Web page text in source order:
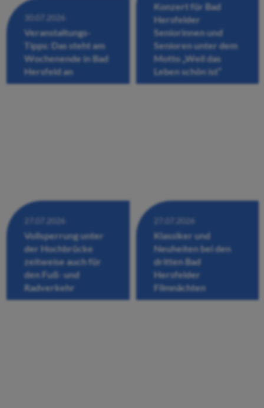
30.07.2026
Veranstaltungs-
Tipps: Das steht am
Wochenende in Bad
Hersfeld an
Konzert für Bad
Hersfelder
Seniorinnen und
Senioren unter dem
Motto „Weil das
Leben schön ist“
27.07.2026
Vollsperrung unter
der Hochbrücke
zeitweise auch für
den Fuß- und
Radverkehr
27.07.2026
Klassiker und
Neuheiten bei den
dritten Bad
Hersfelder
Filmnächten